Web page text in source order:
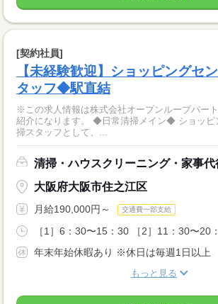
[契約社員]
【未経験歓迎】ショッピングセ
タッフ◆駅直結
※この求人情報は株式会社オープンループパー
紹介になります。 ◆日常清掃メイン◆ ショッピ
掃スタッフとして、...
清掃・ハウスクリーニング・家事代
大阪府大阪市住之江区
月給190,000円～ 交通費一部支給
［1］6：30〜15：30 ［2］11：30〜20
年末年始休暇あり ※休日は毎週1日以上
もっと見る